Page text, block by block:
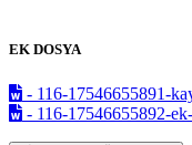
EK DOSYA
- 116-17546655891-
- 116-17546655892-